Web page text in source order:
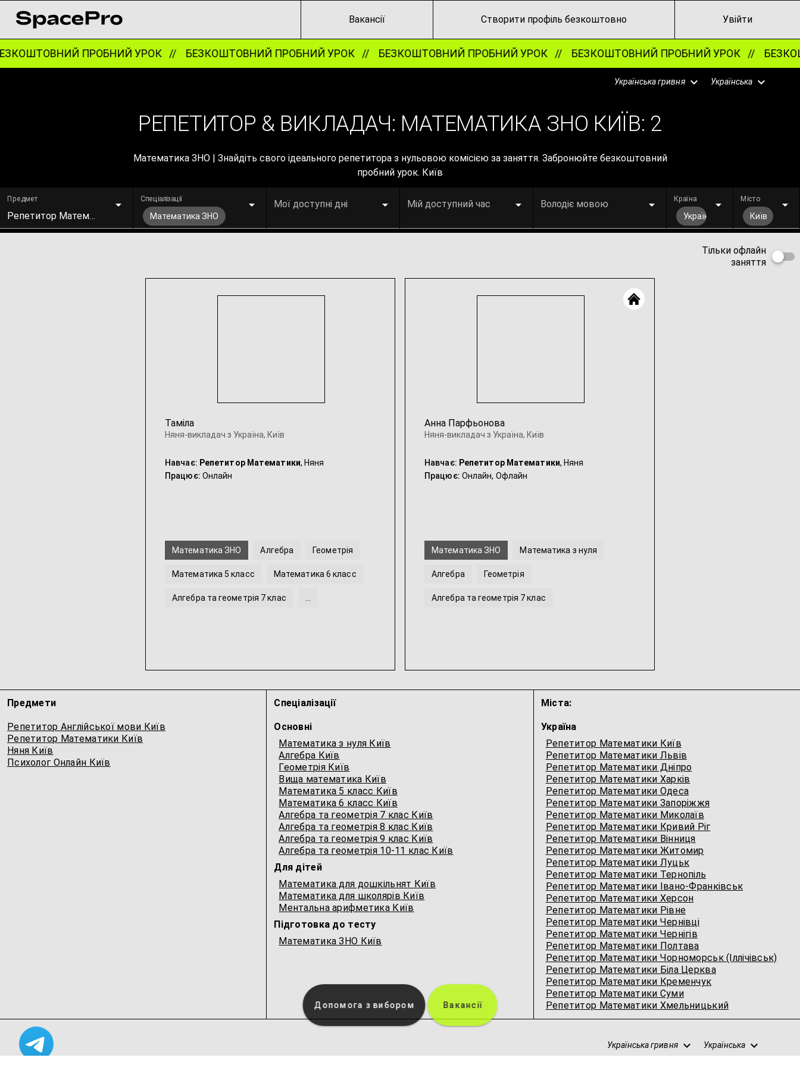
Вакансії Створити профіль безкоштовно Увійти
ПРОБНИЙ УРОК //БЕЗКОШТОВНИЙ ПРОБНИЙ УРОК //БЕЗКОШТОВНИЙ ПРОБНИЙ УРОК //БЕЗКОШТОВНИЙ ПРОБНИЙ УРОК //
Українська гривня Українська
РЕПЕТИТОР & ВИКЛАДАЧ: МАТЕМАТИКА ЗНО КИЇВ: 2
Математика ЗНО | Знайдіть свого ідеального репетитора з нульовою комісією за заняття. Забронюйте безкоштовний
пробний урок. Київ
Предмет
Репетитор Математики
Спеціалізації
Математика ЗНО
Мої доступні дні Мій доступний час Володіє мовою Країна
Україна
Місто
Київ
Тільки офлайн
заняття
Таміла
Няня-викладач з Україна, Київ
Навчає: Репетитор Математики, Няня
Працює: Онлайн
Математика ЗНО Алгебра Геометрія
Математика 5 класс Математика 6 класс
Алгебра та геометрія 7 клас
Анна Парфьонова
Няня-викладач з Україна, Київ
Навчає: Репетитор Математики, Няня
Працює: Онлайн, Офлайн
Математика ЗНО Математика з нуля
Алгебра Геометрія
Алгебра та геометрія 7 клас
Предмети
Репетитор Англійської мови Київ
Репетитор Математики Київ
Няня Київ
Психолог Онлайн Київ
Спеціалізації
Основні
Математика з нуля Київ
Алгебра Київ
Геометрія Київ
Вища математика Київ
Математика 5 класс Київ
Математика 6 класс Київ
Алгебра та геометрія 7 клас Київ
Алгебра та геометрія 8 клас Київ
Алгебра та геометрія 9 клас Київ
Алгебра та геометрія 10-11 клас Київ
Для дітей
Математика для дошкільнят Київ
Математика для школярів Київ
Ментальна арифметика Київ
Підготовка до тесту
Математика ЗНО Київ
Міста:
Україна
Репетитор Математики Київ
Репетитор Математики Львів
Репетитор Математики Дніпро
Репетитор Математики Харків
Репетитор Математики Одеса
Репетитор Математики Запоріжжя
Репетитор Математики Миколаїв
Репетитор Математики Кривий Ріг
Репетитор Математики Вінниця
Репетитор Математики Житомир
Репетитор Математики Луцьк
Репетитор Математики Тернопіль
Репетитор Математики Івано-Франківськ
Репетитор Математики Херсон
Репетитор Математики Рівне
Репетитор Математики Чернівці
Репетитор Математики Чернігів
Репетитор Математики Полтава
Репетитор Математики Чорноморськ (Іллічівськ)
Репетитор Математики Біла Церква
Репетитор Математики Кременчук
Репетитор Математики Суми
Репетитор Математики Хмельницький
Українська гривня Українська
Допомога з вибором Вакансії